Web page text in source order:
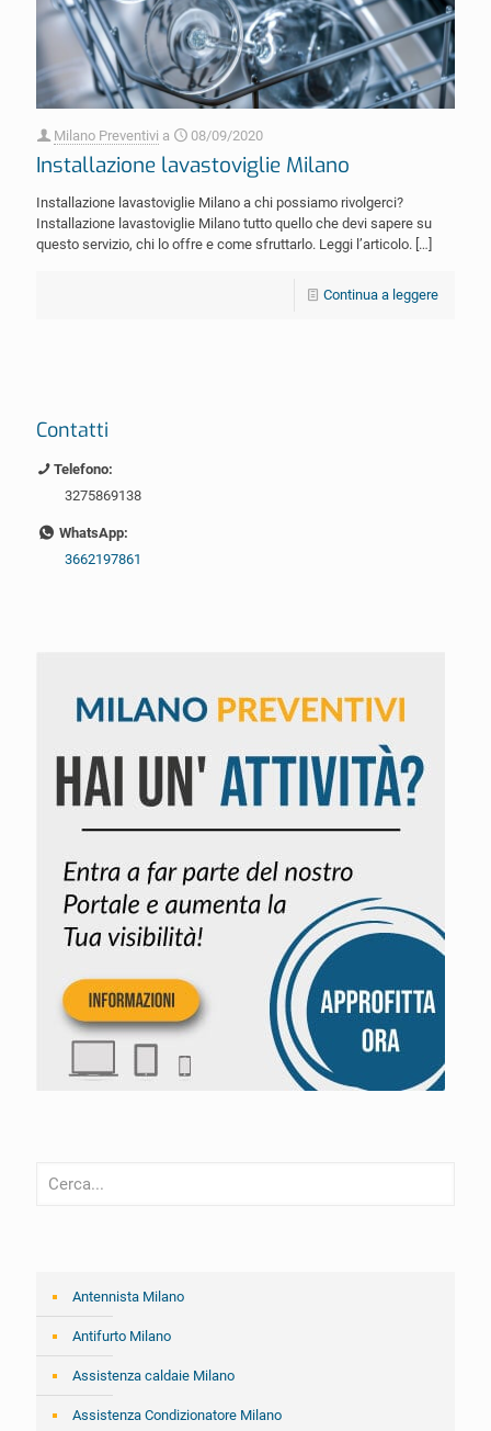
Milano Preventivi a 08/09/2020
Installazione lavastoviglie Milano
Installazione lavastoviglie Milano a chi possiamo rivolgerci?
Installazione lavastoviglie Milano tutto quello che devi sapere su
questo servizio, chi lo offre e come sfruttarlo. Leggi l’articolo. […]
Continua a leggere
Contatti
Telefono:
3275869138
WhatsApp:
3662197861
Antennista Milano
Antifurto Milano
Assistenza caldaie Milano
Assistenza Condizionatore Milano